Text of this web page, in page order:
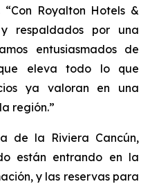
“Con Royalton Hotels &
respaldados por una
entusiasmados de
eleva todo lo que
ya valoran en una
región.”
de la Riviera Cancún,
están entrando en la
y las reservas para